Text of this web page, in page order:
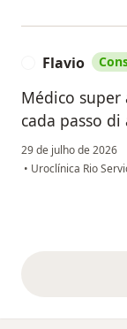
Flavio
Médico
cada passo
29 de julho de 2026
• Uroclínica Rio